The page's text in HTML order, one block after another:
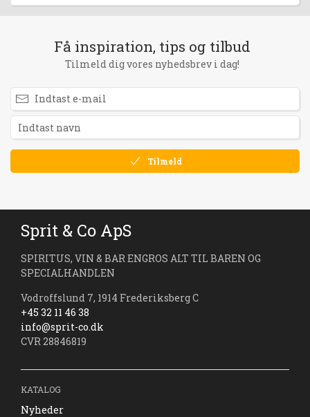
Få inspiration, tips og tilbud
Tilmeld dig vores nyhedsbrev i dag!
Tilmeld
Sprit & Co ApS
SPIRITUS, VIN & BAR ENGROS ALT TIL BAREN OG
SPECIALHANDLEN
Vodroffslund 7, 1914 Frederiksberg C
+45 32 11 46 38
info@sprit-co.dk
CVR 28846819
KATALOG
Nyheder